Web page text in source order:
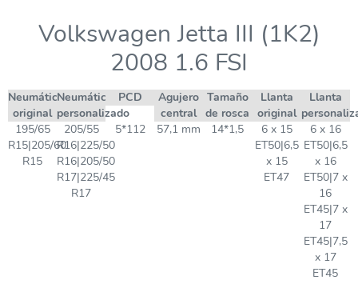
Volkswagen Jetta III (1K2)
2008 1.6 FSI
Neumático
original
Neumático
personalizado
PCD
Agujero
central
Tamaño
de rosca
Llanta
original
Llanta
195/65
R15|205/60
R15
205/55
R16|225/50
R16|205/50
R17|225/45
R17
5*112 57,1 mm 14*1,5
6 x 15
ET50|6,5
x 15
ET47
6 x 16
ET50|6,5
x 16
ET50|7 x
16
ET45|7 x
17
ET45|7,5
x 17
ET45